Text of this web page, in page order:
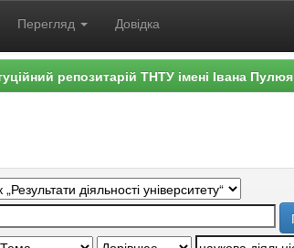
Перегляд Довідка
репозитарій ТНТУ імені Івана Пулюя